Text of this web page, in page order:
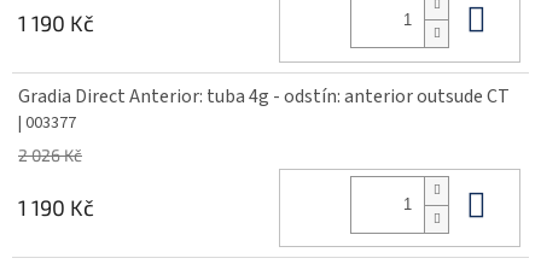
1 190 Kč
Gradia Direct Anterior: tuba 4g - odstín: anterior outsude CT
| 003377
2 026 Kč
1 190 Kč